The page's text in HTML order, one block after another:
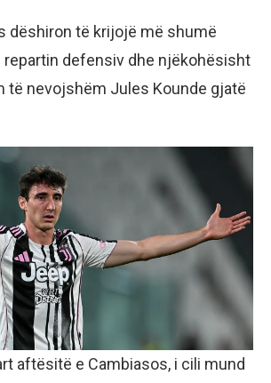
dëshiron të krijojë më shumë
repartin defensiv dhe njëkohësisht
të nevojshëm Jules Kounde gjatë
aftësitë e Cambiasos, i cili mund